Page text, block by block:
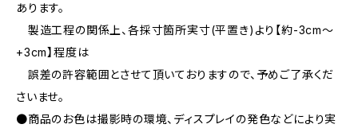
あります。
製造工程の関係上、各採寸箇所実寸(平置き)より【約-3cm〜
+3cm】程度は
誤差の許容範囲とさせて頂いておりますので、予めご了承くだ
さいませ。
●商品のお色は撮影時の環境、ディスプレイの発色などにより実